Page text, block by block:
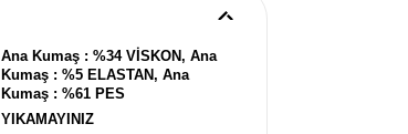
Ana Kumaş : %34 VİSKON, Ana
Kumaş : %5 ELASTAN, Ana
Kumaş : %61 PES
YIKAMAYINIZ